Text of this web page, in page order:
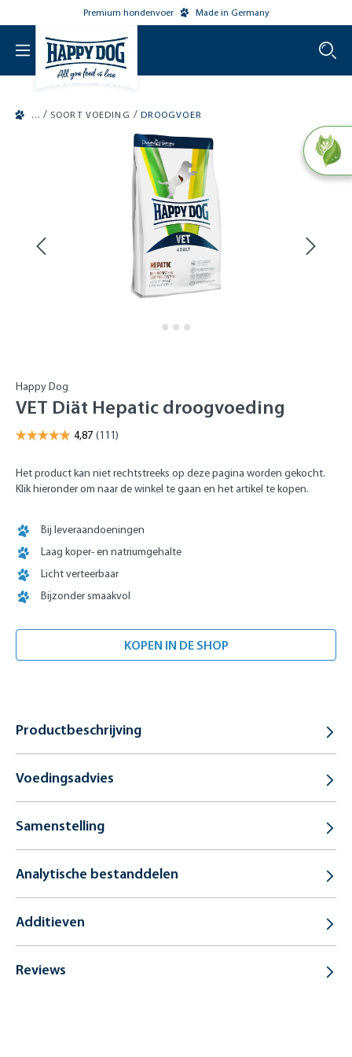
Premium hondenvoer Made in Germany
/ SOORT VOEDING / DROOGVOER
Happy Dog
VET Diät Hepatic droogvoeding
Het product kan niet rechtstreeks op deze pagina worden gekocht.
Klik hieronder om naar de winkel te gaan en het artikel te kopen.
Bij leveraandoeningen
Laag koper- en natriumgehalte
Licht verteerbaar
Bijzonder smaakvol
KOPEN IN DE SHOP
Productbeschrijving
Voedingsadvies
Samenstelling
Analytische bestanddelen
Additieven
Reviews